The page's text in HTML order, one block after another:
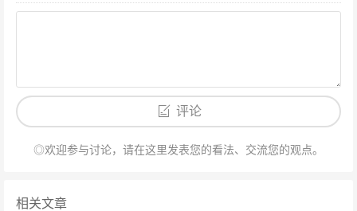
网站底部并链接至工信部备案系统，若被退回，需根据反
时间成本：正常备案需15-20个工作日，建议提前规划，
避免影响网站上线；
变更处理：企业信息变更（如法人、地址）需及时更新备
多域名备案
评论
◎欢迎参与讨论，请在这里发表您的看法、交流您的观点。
相关文章